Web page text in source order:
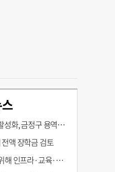
정구 용역 그대로 ‘복붙’
액 장학금 검토
위 지원”…부산해양수도특별법’ 개정안 발의